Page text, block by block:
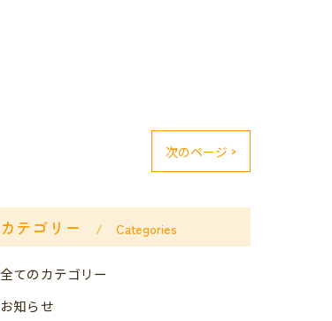
次のページ >
カテゴリー Categories
全てのカテゴリー
お知らせ